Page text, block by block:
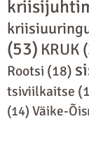
(53) KRUK
Rootsi (18)
tsiviilkaitse
(14) Väike-